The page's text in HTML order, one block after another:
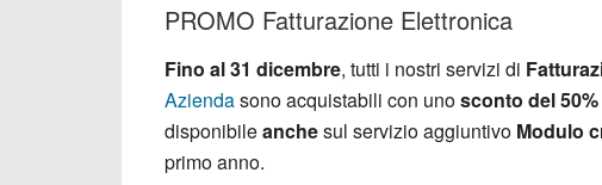
PROMO Fatturazione Elettronica
Fino al 31 dicembre, tutti i nostri servizi di
Aziendasono acquistabili con unosconto del 50%
disponibileanchesul servizio aggiuntivo Modulo
primo anno.